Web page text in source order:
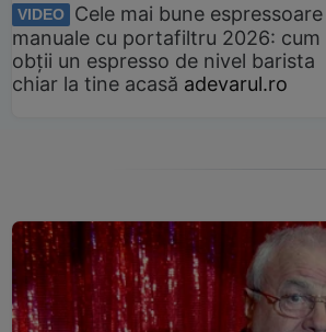
VIDEO
Cele mai bune espressoare
manuale cu portafiltru 2026: cum
obții un espresso de nivel barista
chiar la tine acasă adevarul.ro